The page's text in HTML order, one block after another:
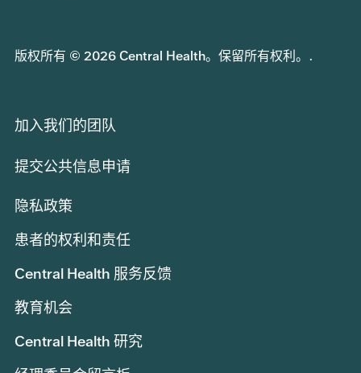
版权所有 © 2026 Central Health。保留所有权利。.
加入我们的团队
提交公共信息申请
隐私政策
患者的权利和责任
Central Health 服务反馈
教育机会
Central Health 研究